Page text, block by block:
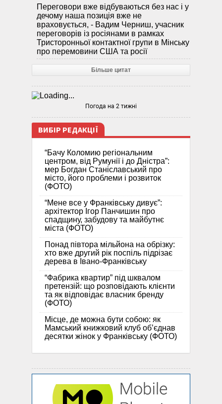
Переговори вже відбуваються без нас і у
дечому наша позиція вже не
враховується, - Вадим Черниш, учасник
переговорів із росіянами в рамках
Тристоронньої контактної групи в Мінську
про перемовини США та росії
Більше цитат
Погода на 2 тижні
ВИБІР РЕДАКЦІЇ
“Бачу Коломию регіональним
центром, від Румунії і до Дністра”:
мер Богдан Станіславський про
місто, його проблеми і розвиток
(ФОТО)
“Мене все у Франківську дивує”:
архітектор Ігор Панчишин про
спадщину, забудову та майбутнє
міста (ФОТО)
Понад півтора мільйона на обрізку:
хто вже другий рік поспіль підрізає
дерева в Івано-Франківську
“Фабрика квартир” під шквалом
претензій: що розповідають клієнти
та як відповідає власник бренду
(ФОТО)
Місце, де можна бути собою: як
Мамський книжковий клуб об’єднав
десятки жінок у Франківську (ФОТО)